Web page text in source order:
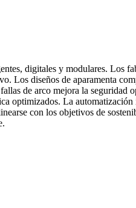
digitales y modulares. Los
Los diseños de aparamenta
de arco mejora la
optimizados. La
con los objetivos de